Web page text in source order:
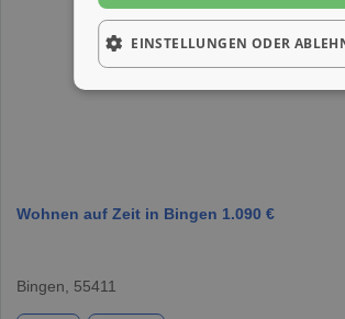
Wohnen auf Zeit in Bingen 1.090 €
Bingen, 55411
EINSTELLUNGEN ODER